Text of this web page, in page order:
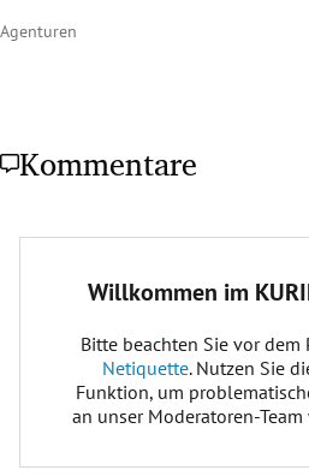
Agenturen
Kommentare